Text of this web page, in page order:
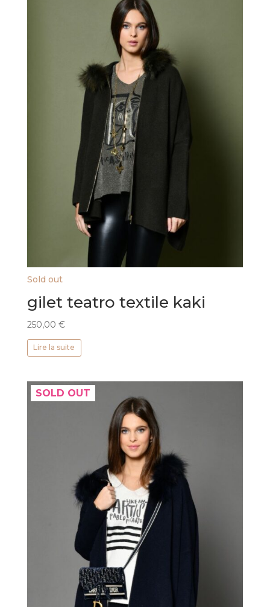
Sold out
gilet teatro textile kaki
250,00 €
Lire la suite
SOLD OUT